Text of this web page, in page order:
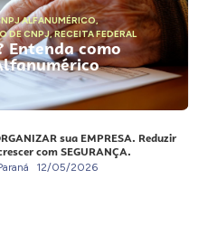
ALFANUMÉRICO,
DE CNPJ,RECEITA FEDERAL
Entenda como
sua EMPRESA. Reduzir
com SEGURANÇA.
12/05/2026